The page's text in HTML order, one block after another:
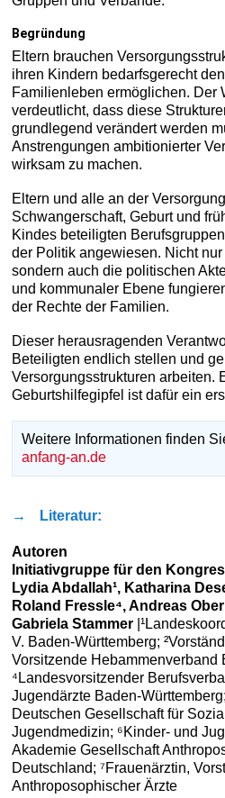
Begründung
Eltern brauchen
ihren Kindern bedarfsgerecht
Familienleben ermöglichen. Der
verdeutlicht, dass diese
grundlegend verändert werden
Anstrengungen ambitionierter
wirksam zu machen.
Eltern und alle an der
Schwangerschaft, Geburt und
Kindes beteiligten
der Politik angewiesen. Nicht
sondern auch die politischen
und kommunaler Ebene
der Rechte der Familien.
Dieser herausragenden
Beteiligten endlich stellen und
Versorgungsstrukturen arbeiten.
Geburtshilfegipfel ist dafür ein
Weitere Informationen finden
anfang-an.de
→ Literatur:
Autoren
Initiativgruppe für den
Lydia Abdallah¹, Katharina
Roland Fressle⁴, Andreas
Gabriela Stammer
V. Baden-Württemberg;
Vorsitzende Hebammenverband
⁴Landesvorsitzender
Jugendärzte Baden-
Deutschen Gesellschaft für
Jugendmedizin; ⁶Kinder- und
Akademie Gesellschaft
Deutschland; ⁷Frauenärztin,
Anthroposophischer Ärzte